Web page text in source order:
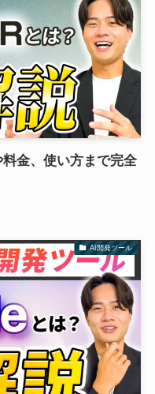
金、使い方まで完全
AI開発ツール